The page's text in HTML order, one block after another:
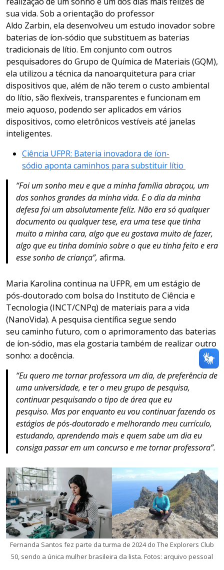
sua vida. Sob a orientação do professor
Aldo Zarbin, ela desenvolveu um estudo inovador sobre
baterias de íon-sódio que substituem as baterias
tradicionais de lítio. Em conjunto com outros
pesquisadores do Grupo de Química de Materiais (GQM),
ela utilizou a técnica da nanoarquitetura para criar
dispositivos que, além de não terem o custo ambiental
do lítio, são flexíveis, transparentes e funcionam em
meio aquoso, podendo ser aplicados em vários
dispositivos, como eletrônicos vestíveis até janelas
inteligentes.
Ciência UFPR: Bateria inovadora de íon-
sódio aponta caminhos para substituir lítio
“Foi um sonho meu e que a minha família abraçou, um
dos sonhos grandes da minha vida. E o dia da minha
defesa foi um absolutamente feliz. Não era só qualquer
documento ou qualquer tese, era uma tese que tinha
muito a minha cara, algo que eu gostava muito de fazer,
algo que eu tinha domínio sobre o que eu tinha feito e era
esse sonho de criança”, afirma.
Maria Karolina continua na UFPR, em um estágio de
pós-doutorado com bolsa do Instituto de Ciência e
Tecnologia (INCT/CNPq) de materiais para a vida
(NanoVida). A pesquisa científica segue sendo
seu caminho futuro, com o aprimoramento das baterias
de íon-sódio, mas ela gostaria também de realizar outro
sonho: a docência.
“Eu quero me tornar professora um dia, de preferência de
uma universidade, e ter o meu grupo de pesquisa,
continuar pesquisando o tipo de área que eu
pesquiso. Mas por enquanto eu vou continuar fazendo os
estágios de pós-doutorado e melhorando meu currículo,
estudando, aprendendo mais e quem sabe um dia eu
consiga passar em um concurso e me tornar professora”.
Fernanda Santos fez parte da turma de 2024 do The Explorers Club
50, sendo a única mulher brasileira da lista. Fotos: arquivo pessoal